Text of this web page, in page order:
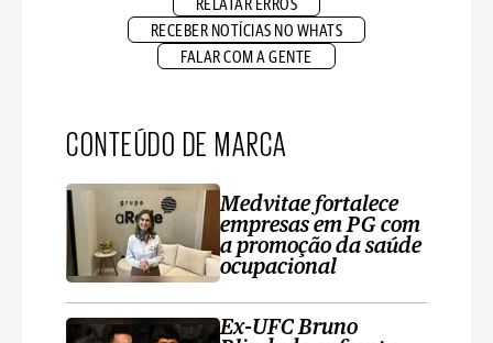
RELATAR ERROS
RECEBER NOTÍCIAS NO WHATS
FALAR COM A GENTE
CONTEÚDO DE MARCA
Medvitae fortalece
empresas em PG com
a promoção da saúde
ocupacional
Ex-UFC Bruno